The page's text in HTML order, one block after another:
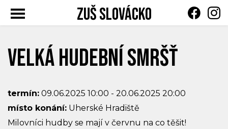
Toggle
ZUŠ Slovácko
Velká hudební smršť
termín: 09.06.2025 10:00 - 20.06.2025 20:00
místo konání: Uherské Hradiště
Milovníci hudby se mají v červnu na co těšit!